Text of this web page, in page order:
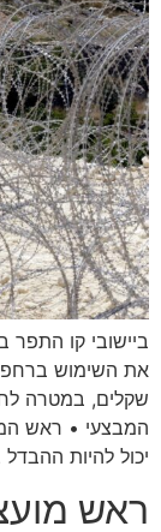
ביישובי קו התפר
את השימוש
שקלים, במטרה
המבצעי • ראש
יכול להיות ההבדל
ראש